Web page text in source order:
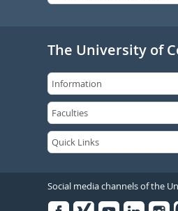
The University of
Social media channels of the